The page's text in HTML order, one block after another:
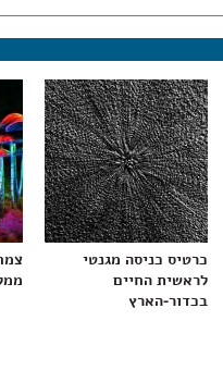
כרטיס כניסה מגנטי
לראשית החיים
בכדור-הארץ